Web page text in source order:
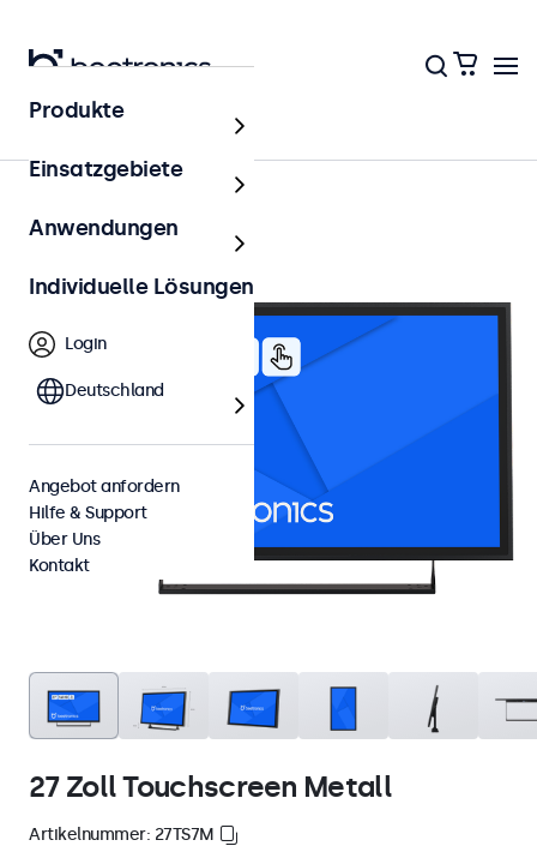
27 Zoll Touchscreen Metall
Artikelnummer: 27TS7M
Produkte
Einsatzgebiete
Anwendungen
Individuelle Lösungen
Login
Deutschland
Angebot anfordern
Hilfe & Support
Über Uns
Kontakt